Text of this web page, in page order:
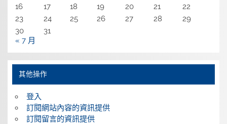
16
17 18 19 20 21
22
23
24 25 26 27 28
29
30
31
« 7 月
其他操作
登入
訂閱網站內容的資訊提供
訂閱留言的資訊提供